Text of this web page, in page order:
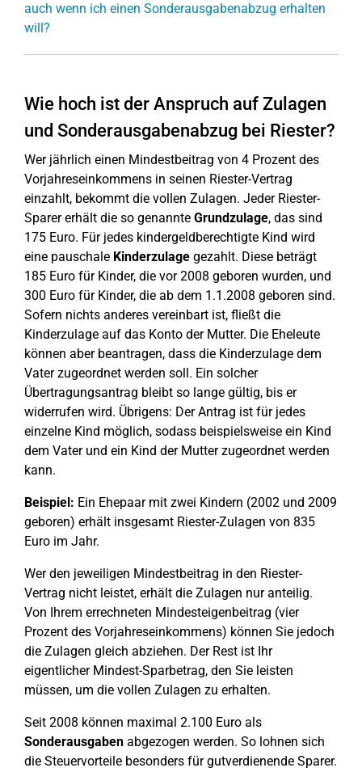
auch wenn ich einen Sonderausgabenabzug erhalten
will?
Wie hoch ist der Anspruch auf Zulagen
und Sonderausgabenabzug bei Riester?
Wer jährlich einen Mindestbeitrag von 4 Prozent des
Vorjahreseinkommens in seinen Riester-Vertrag
einzahlt, bekommt die vollen Zulagen. Jeder Riester-
Sparer erhält die so genannte Grundzulage, das sind
175 Euro. Für jedes kindergeldberechtigte Kind wird
eine pauschale Kinderzulage gezahlt. Diese beträgt
185 Euro für Kinder, die vor 2008 geboren wurden, und
300 Euro für Kinder, die ab dem 1.1.2008 geboren sind.
Sofern nichts anderes vereinbart ist, fließt die
Kinderzulage auf das Konto der Mutter. Die Eheleute
können aber beantragen, dass die Kinderzulage dem
Vater zugeordnet werden soll. Ein solcher
Übertragungsantrag bleibt so lange gültig, bis er
widerrufen wird. Übrigens: Der Antrag ist für jedes
einzelne Kind möglich, sodass beispielsweise ein Kind
dem Vater und ein Kind der Mutter zugeordnet werden
kann.
Beispiel: Ein Ehepaar mit zwei Kindern (2002 und 2009
geboren) erhält insgesamt Riester-Zulagen von 835
Euro im Jahr.
Wer den jeweiligen Mindestbeitrag in den Riester-
Vertrag nicht leistet, erhält die Zulagen nur anteilig.
Von Ihrem errechneten Mindesteigenbeitrag (vier
Prozent des Vorjahreseinkommens) können Sie jedoch
die Zulagen gleich abziehen. Der Rest ist Ihr
eigentlicher Mindest-Sparbetrag, den Sie leisten
müssen, um die vollen Zulagen zu erhalten.
Seit 2008 können maximal 2.100 Euro als
Sonderausgaben abgezogen werden. So lohnen sich
die Steuervorteile besonders für gutverdienende Sparer.